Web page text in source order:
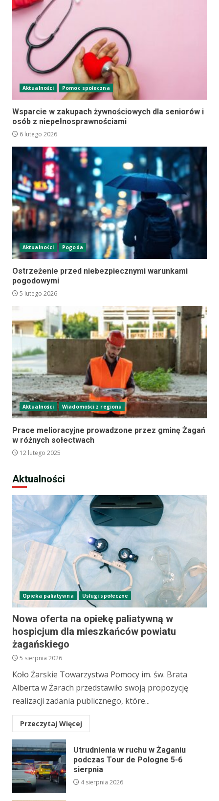
Aktualności Pomoc społeczna
Wsparcie w zakupach żywnościowych dla seniorów i
osób z niepełnosprawnościami
6 lutego 2026
Aktualności Pogoda
Ostrzeżenie przed niebezpiecznymi warunkami
pogodowymi
5 lutego 2026
Aktualności Wiadomości z regionu
Prace melioracyjne prowadzone przez gminę Żagań
w różnych sołectwach
12 lutego 2025
Aktualności
Opieka paliatywna Usługi społeczne
Nowa oferta na opiekę paliatywną w
hospicjum dla mieszkańców powiatu
żagańskiego
5 sierpnia 2026
Koło Żarskie Towarzystwa Pomocy im. św. Brata
Alberta w Żarach przedstawiło swoją propozycję
realizacji zadania publicznego, które...
Przeczytaj Więcej
Utrudnienia w ruchu w Żaganiu
podczas Tour de Pologne 5-6
sierpnia
4 sierpnia 2026